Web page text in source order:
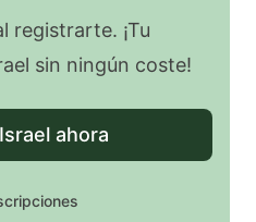
registrarte. ¡Tu
sin ningún coste!
ahora